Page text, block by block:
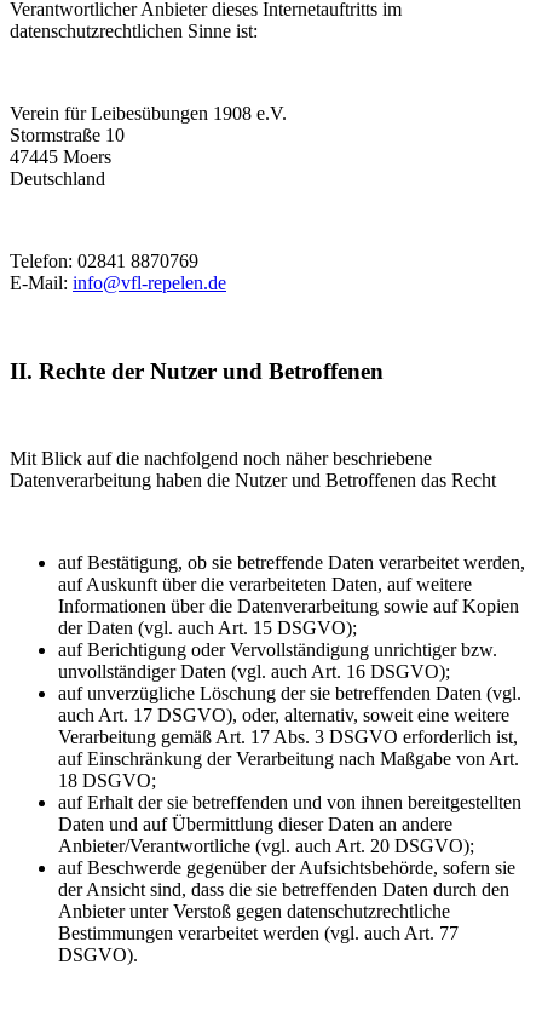
Verantwortlicher Anbieter dieses Internetauftritts im
datenschutzrechtlichen Sinne ist:
Verein für Leibesübungen 1908 e.V.
Stormstraße 10
47445 Moers
Deutschland
Telefon: 02841 8870769
E-Mail: info@vfl-repelen.de
II. Rechte der Nutzer und Betroffenen
Mit Blick auf die nachfolgend noch näher beschriebene
Datenverarbeitung haben die Nutzer und Betroffenen das Recht
auf Bestätigung, ob sie betreffende Daten verarbeitet werden,
auf Auskunft über die verarbeiteten Daten, auf weitere
Informationen über die Datenverarbeitung sowie auf Kopien
der Daten (vgl. auch Art. 15 DSGVO);
auf Berichtigung oder Vervollständigung unrichtiger bzw.
unvollständiger Daten (vgl. auch Art. 16 DSGVO);
auf unverzügliche Löschung der sie betreffenden Daten (vgl.
auch Art. 17 DSGVO), oder, alternativ, soweit eine weitere
Verarbeitung gemäß Art. 17 Abs. 3 DSGVO erforderlich ist,
auf Einschränkung der Verarbeitung nach Maßgabe von Art.
18 DSGVO;
auf Erhalt der sie betreffenden und von ihnen bereitgestellten
Daten und auf Übermittlung dieser Daten an andere
Anbieter/Verantwortliche (vgl. auch Art. 20 DSGVO);
auf Beschwerde gegenüber der Aufsichtsbehörde, sofern sie
der Ansicht sind, dass die sie betreffenden Daten durch den
Anbieter unter Verstoß gegen datenschutzrechtliche
Bestimmungen verarbeitet werden (vgl. auch Art. 77
DSGVO).